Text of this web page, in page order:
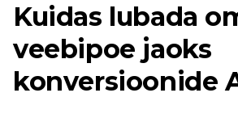
Kuidas lubada
veebipoe jaoks
konversioonide